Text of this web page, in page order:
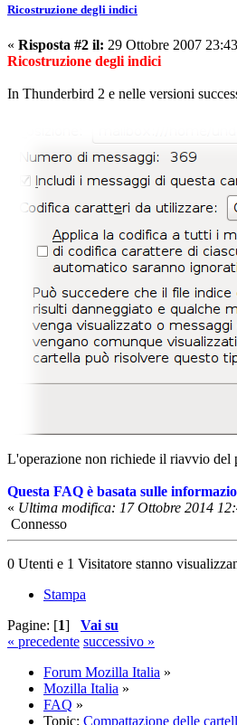
Ricostruzione degli indici
« Risposta #2 il: 29 Ottobre 2007
Ricostruzione degli indici
In Thunderbird 2 e nelle versioni
L'operazione non richiede il riavvio del
Questa FAQ è basata sulle
« Ultima modifica: 17 Ottobre 2014
Connesso
0 Utenti e 1 Visitatore stanno
Stampa
Pagine: [1] Vai su
« precedente successivo »
Forum Mozilla Italia »
Mozilla Italia »
FAQ »
Topic: Compattazione delle